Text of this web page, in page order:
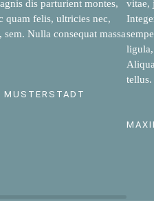
dis parturient montes,
quam felis, ultricies nec,
Nulla consequat massa
MUSTERSTADT
vitae,
tellus.